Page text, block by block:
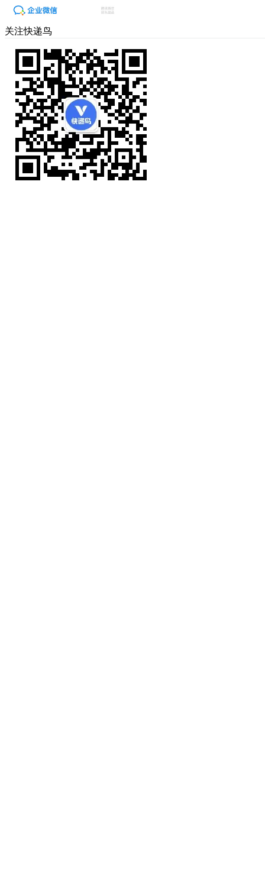
关注快递鸟